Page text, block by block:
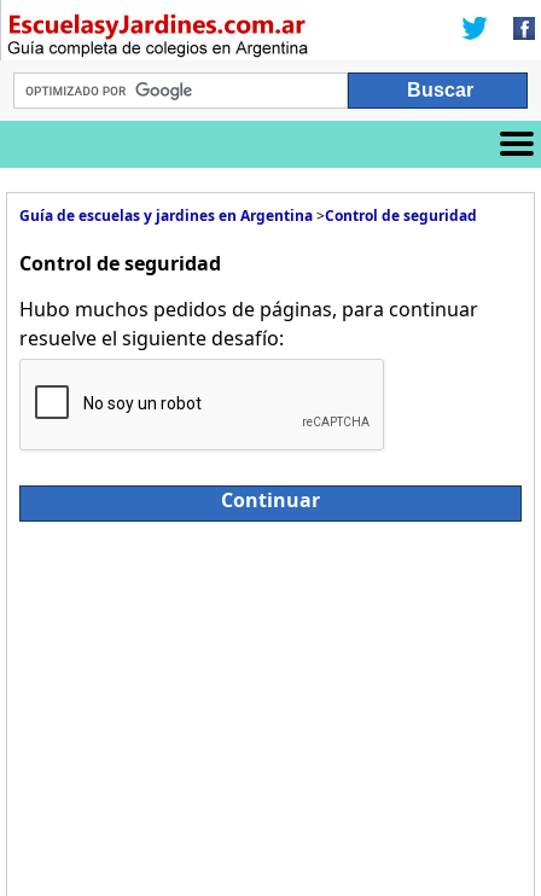
Guía de escuelas y jardines en Argentina>Control de seguridad
Control de seguridad
Hubo muchos pedidos de páginas, para continuar
resuelve el siguiente desafío:
Continuar